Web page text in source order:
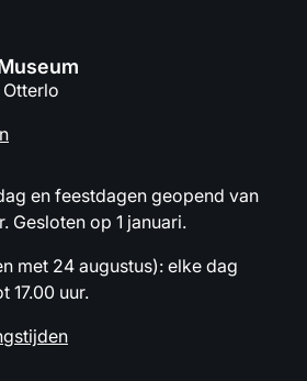
en feestdagen geopend van
Gesloten op 1 januari.
met 24 augustus): elke dag
17.00 uur.